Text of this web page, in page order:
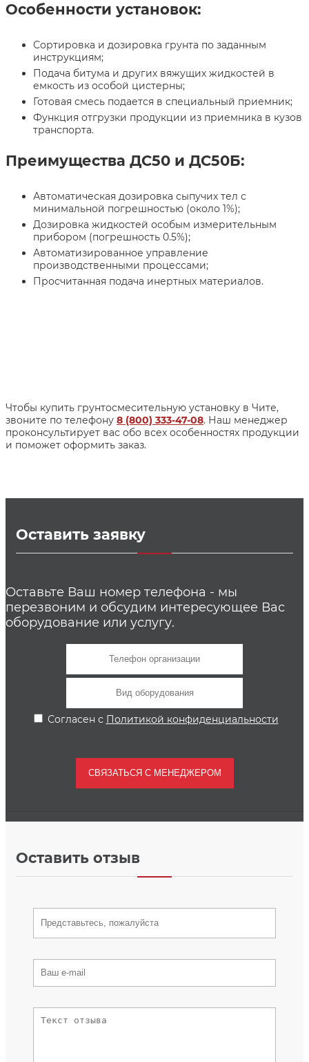
Особенности установок:
Сортировка и дозировка грунта по заданным
инструкциям;
Подача битума и других вяжущих жидкостей в
емкость из особой цистерны;
Готовая смесь подается в специальный приемник;
Функция отгрузки продукции из приемника в кузов
транспорта.
Преимущества ДС50 и ДС50Б:
Автоматическая дозировка сыпучих тел с
минимальной погрешностью (около 1%);
Дозировка жидкостей особым измерительным
прибором (погрешность 0.5%);
Автоматизированное управление
производственными процессами;
Просчитанная подача инертных материалов.
Чтобы купить грунтосмесительную установку в Чите,
звоните по телефону 8 (800) 333-47-08. Наш менеджер
проконсультирует вас обо всех особенностях продукции
и поможет оформить заказ.
Оставить заявку
Оставьте Ваш номер телефона - мы
перезвоним и обсудим интересующее Вас
оборудование или услугу.
Согласен с Политикой конфиденциальности
Оставить отзыв